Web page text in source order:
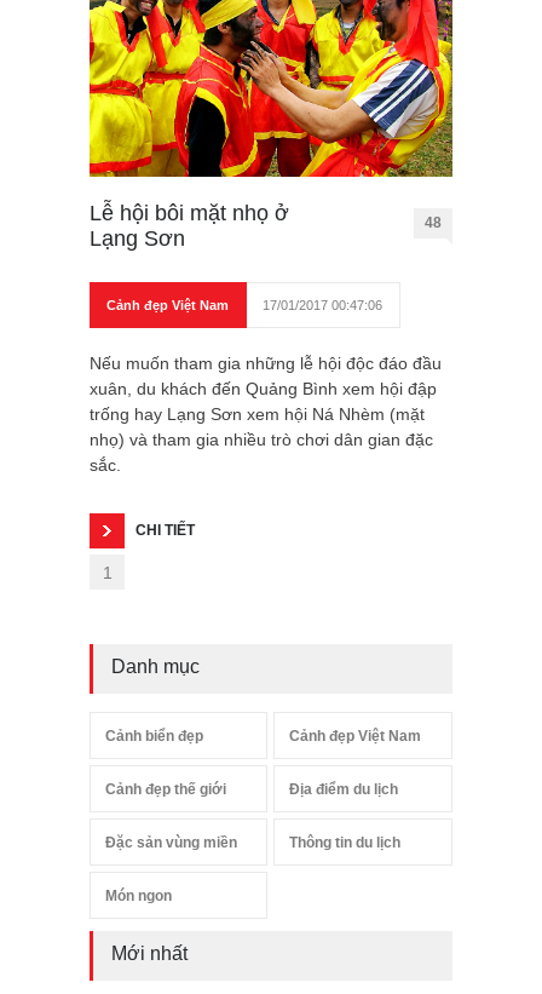
Lễ hội bôi mặt nhọ ở
Lạng Sơn
48
Cảnh đẹp Việt Nam 17/01/2017 00:47:06
Nếu muốn tham gia những lễ hội độc đáo đầu
xuân, du khách đến Quảng Bình xem hội đập
trống hay Lạng Sơn xem hội Ná Nhèm (mặt
nhọ) và tham gia nhiều trò chơi dân gian đặc
sắc.
CHI TIẾT
1
Danh mục
Cảnh biển đẹp Cảnh đẹp Việt Nam
Cảnh đẹp thế giới Địa điểm du lịch
Đặc sản vùng miền Thông tin du lịch
Món ngon
Mới nhất